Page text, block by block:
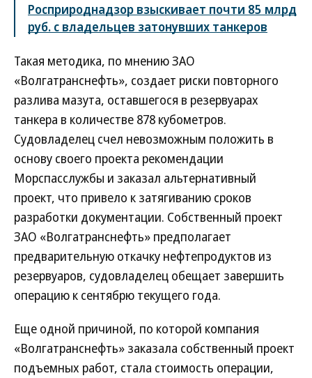
Росприроднадзор взыскивает почти 85 млрд
руб. с владельцев затонувших танкеров
Такая методика, по мнению ЗАО
«Волгатранснефть», создает риски повторного
разлива мазута, оставшегося в резервуарах
танкера в количестве 878 кубометров.
Судовладелец счел невозможным положить в
основу своего проекта рекомендации
Морспасслужбы и заказал альтернативный
проект, что привело к затягиванию сроков
разработки документации. Собственный проект
ЗАО «Волгатранснефть» предполагает
предварительную откачку нефтепродуктов из
резервуаров, судовладелец обещает завершить
операцию к сентябрю текущего года.
Еще одной причиной, по которой компания
«Волгатранснефть» заказала собственный проект
подъемных работ, стала стоимость операции,